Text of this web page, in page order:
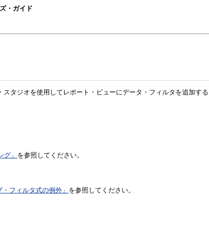
・ガイド
タジオを使用してレポート・ビューにデータ・フィルタを追加す
」 を参照してください。
フィルタ式の例外」 を参照してください。